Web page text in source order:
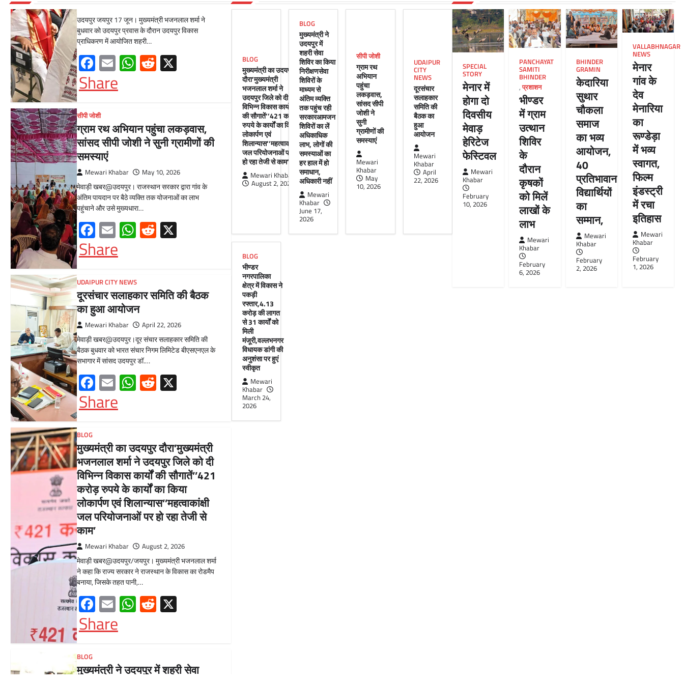
Mewari Khabar June 17, 2026
उदयपुर जयपुर 17 जून। मुख्यमंत्री भजनलाल शर्मा ने
बुधवार को उदयपुर प्रवास के दौरान उदयपुर विकास
प्राधिकरण में आयोजित शहरी…
Facebook
EmailWhatsApp
Reddit
X
Share
सीपी जोशी
ग्राम रथ अभियान पहुंचा लकड़वास,
सांसद सीपी जोशी ने सुनी ग्रामीणों की
समस्याएं
Mewari Khabar May 10, 2026
मेवाड़ी खबर@उदयपुर। राजस्थान सरकार द्वारा गांव के
अंतिम पायदान पर बैठे व्यक्ति तक योजनाओं का लाभ
पहुंचाने और उसे मुख्यधारा…
Facebook
EmailWhatsApp
Reddit
X
Share
UDAIPUR CITY NEWS
दूरसंचार सलाहकार समिति की बैठक
का हुआ आयोजन
Mewari Khabar April 22, 2026
मेवाड़ी खबर@उदयपुर।दूर संचार सलाहकार समिति की
बैठक बुधवार को भारत संचार निगम लिमिटेड बीएसएनएल के
सभागार में सांसद उदयपुर डॉ.…
Facebook
EmailWhatsApp
Reddit
X
Share
BLOG
मुख्यमंत्री का उदयपुर दौरा’मुख्यमंत्री
भजनलाल शर्मा ने उदयपुर जिले को दी
विभिन्न विकास कार्यों की सौगातें’’421
करोड़ रुपये के कार्यों का किया
लोकार्पण एवं शिलान्यास’’महत्वाकांक्षी
जल परियोजनाओं पर हो रहा तेजी से
काम’
Mewari Khabar August 2, 2026
मेवाड़ी खबर@उदयपुर/जयपुर। मुख्यमंत्री भजनलाल शर्मा
ने कहा कि राज्य सरकार ने राजस्थान के विकास का रोडमैप
बनाया, जिसके तहत पानी,…
Facebook
EmailWhatsApp
Reddit
X
Share
BLOG
मुख्यमंत्री ने उदयपुर में शहरी सेवा
BLOG
मुख्यमंत्री का उदयपुर
दौरा’मुख्यमंत्री
भजनलाल शर्मा ने
उदयपुर जिले को दी
विभिन्न विकास कार्यों
की सौगातें’’421 करोड़
रुपये के कार्यों का किया
लोकार्पण एवं
शिलान्यास’’महत्वाकांक्षी
जल परियोजनाओं पर
हो रहा तेजी से काम’
Mewari Khabar
August 2, 2026
BLOG
मुख्यमंत्री ने
उदयपुर में
शहरी सेवा
शिविर का किया
निरीक्षणसेवा
शिविरों के
माध्यम से
अंतिम व्यक्ति
तक पहुंच रही
सरकारआमजन
शिविरों का लें
अधिकाधिक
लाभ, लोगों की
समस्याओं का
हर हाल में हो
समाधान,
अधिकारी नहीं
Mewari
Khabar
June 17,
2026
सीपी जोशी
ग्राम रथ
अभियान
पहुंचा
लकड़वास,
सांसद सीपी
जोशी ने
सुनी
ग्रामीणों की
समस्याएं
Mewari
Khabar
May
10, 2026
UDAIPUR
CITY
NEWS
दूरसंचार
सलाहकार
समिति की
बैठक का
हुआ
आयोजन
Mewari
Khabar
April
22, 2026
BLOG
भीण्डर
नगरपालिका
क्षेत्र में विकास ने
पकड़ी
रफ्तार,4.13
करोड़ की लागत
से 31 कार्यों को
मिली
मंजूरी,वल्लभनगर
विधायक डांगी की
अनुशंसा पर हुएं
स्वीकृत
Mewari
Khabar
March 24,
2026
SPECIAL
STORY
मेनार में
होगा दो
दिवसीय
मेवाड़
हेरिटेज
फेस्टिवल
Mewari
Khabar
February
10, 2026
PANCHAYAT
SAMITI
BHINDER
,प्रशाशन
भीण्डर
में ग्राम
उत्थान
शिविर
के
दौरान
कृषकों
को मिलें
लाखों के
लाभ
Mewari
Khabar
February
6, 2026
BHINDER
GRAMIN
केदारिया
सुथार
चौकला
समाज
का भव्य
आयोजन,
40
प्रतिभावान
विद्यार्थियों
का
सम्मान,
Mewari
Khabar
February
2, 2026
VALLABHNAGAR
NEWS
मेनार
गांव के
देव
मेनारिया
का
रूण्डेड़ा
में भव्य
स्वागत,
फिल्म
इंडस्ट्री
में रचा
इतिहास
Mewari
Khabar
February
1, 2026